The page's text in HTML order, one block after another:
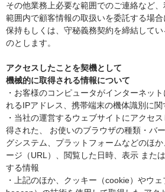
その他業務上必要な範囲でのご連絡など
範囲内で顧客情報の取扱いを委託する場
保持もしくは、守秘義務契約を締結して
のとします。
アクセスしたことを契機として
機械的に取得される情報について
・お客様のコンピュータがインターネッ
れるIPアドレス、携帯端末の機体識別に関
・当社の運営するウェブサイトにアクセ
得された、 お使いのブラウザの種類・バ
グシステム、プラットフォームなどのほ
ージ（URL）、閲覧した日時、表示 また
する情報
・上記のほか、クッキー（cookie）やウ